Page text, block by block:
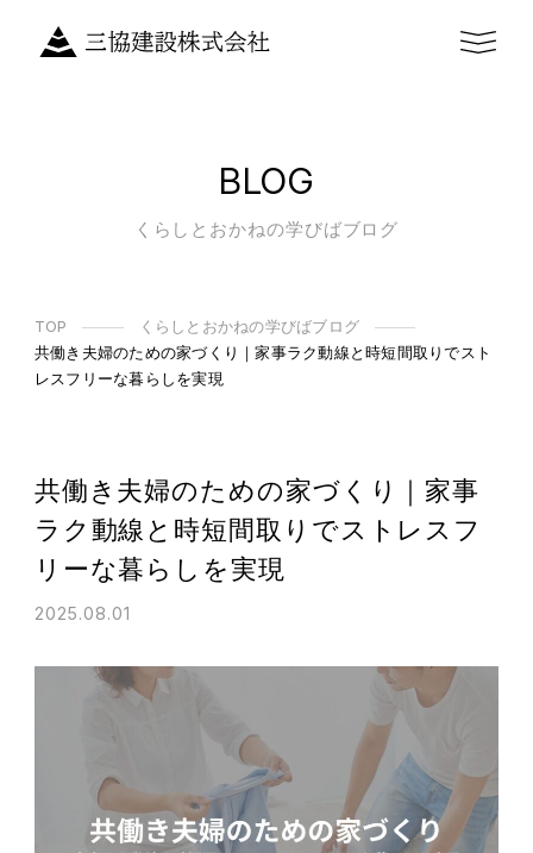
BLOG
くらしとおかねの学びばブログ
TOP
くらしとおかねの学びばブログ
共働き夫婦のための家づくり｜家事ラク動線と時短間取りでスト
レスフリーな暮らしを実現
共働き夫婦のための家づくり｜家事
ラク動線と時短間取りでストレスフ
リーな暮らしを実現
2025.08.01